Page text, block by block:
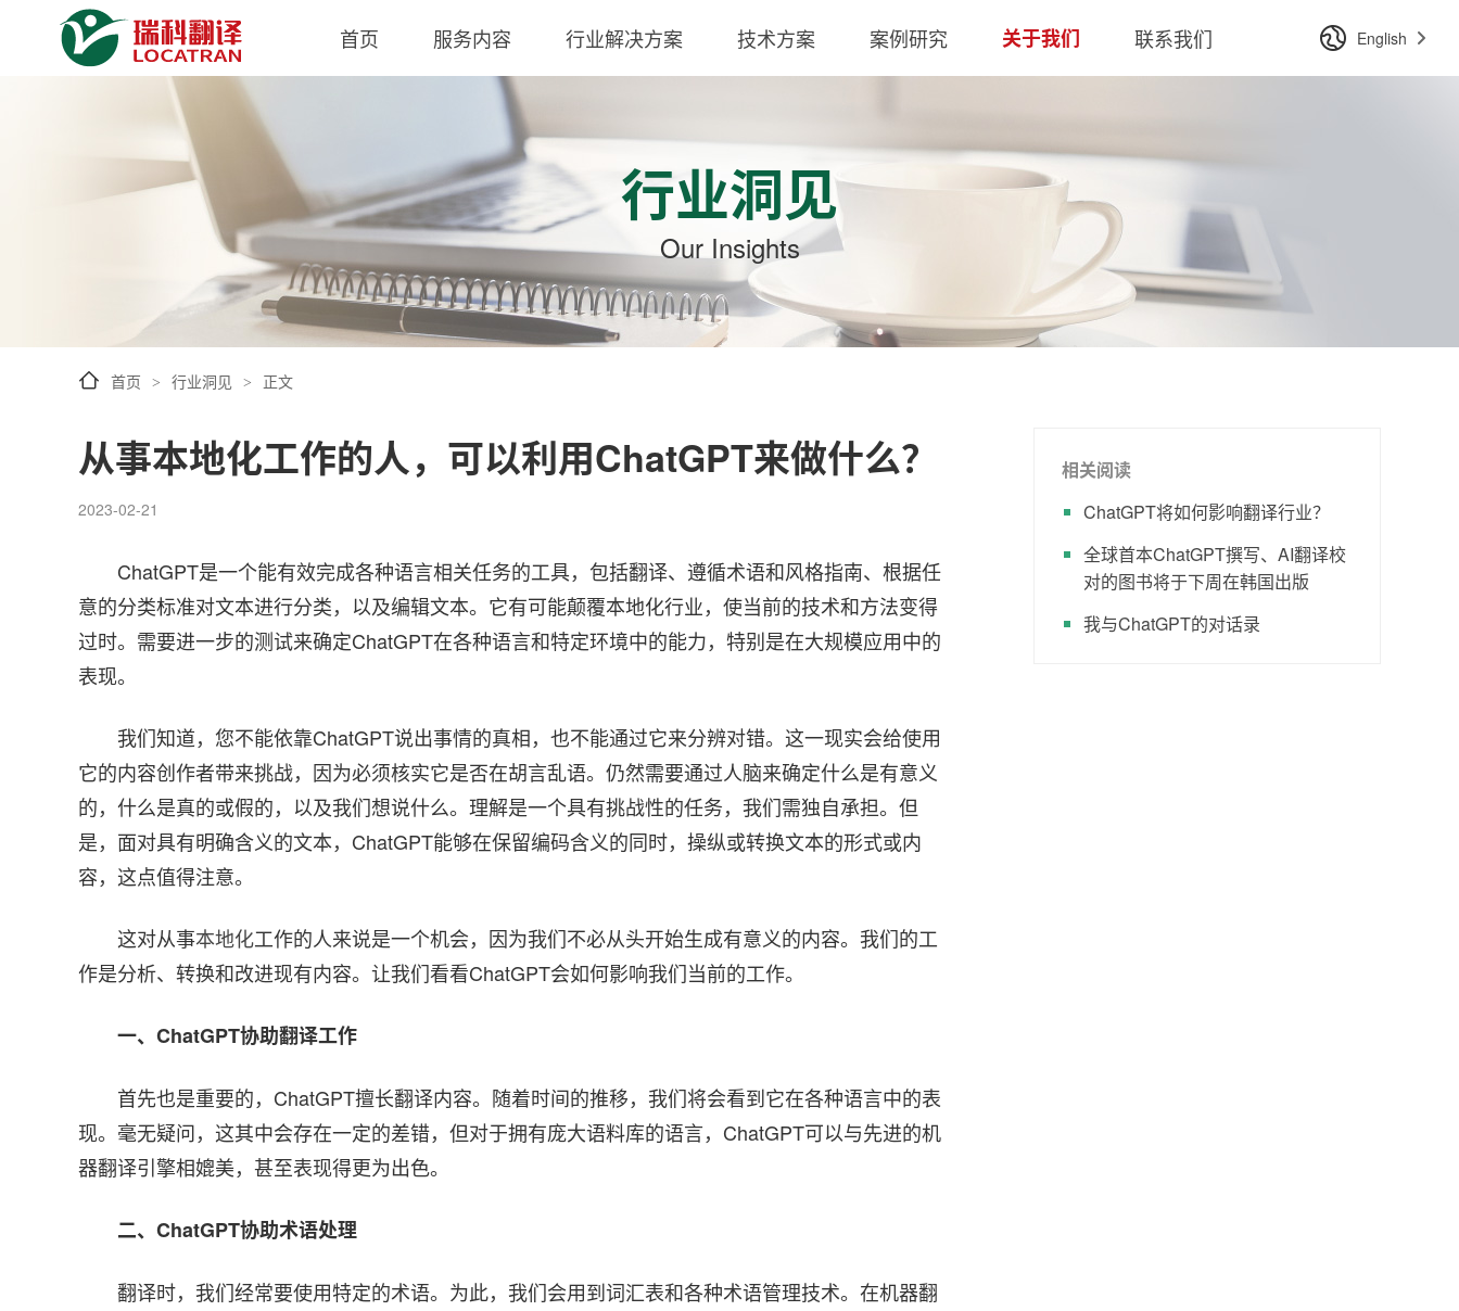
English
首页 服务内容 行业解决方案 技术方案 案例研究 关于我们 联系我们
行业洞见
Our Insights
首页 > 行业洞见 > 正文
从事本地化工作的人，可以利用ChatGPT来做什么？
2023-02-21
ChatGPT是一个能有效完成各种语言相关任务的工具，包括翻译、遵循术语和风格指南、根据任
意的分类标准对文本进行分类，以及编辑文本。它有可能颠覆本地化行业，使当前的技术和方法变得
过时。需要进一步的测试来确定ChatGPT在各种语言和特定环境中的能力，特别是在大规模应用中的
表现。
我们知道，您不能依靠ChatGPT说出事情的真相，也不能通过它来分辨对错。这一现实会给使用
它的内容创作者带来挑战，因为必须核实它是否在胡言乱语。仍然需要通过人脑来确定什么是有意义
的，什么是真的或假的，以及我们想说什么。理解是一个具有挑战性的任务，我们需独自承担。但
是，面对具有明确含义的文本，ChatGPT能够在保留编码含义的同时，操纵或转换文本的形式或内
容，这点值得注意。
这对从事本地化工作的人来说是一个机会，因为我们不必从头开始生成有意义的内容。我们的工
作是分析、转换和改进现有内容。让我们看看ChatGPT会如何影响我们当前的工作。
一、ChatGPT协助翻译工作
首先也是重要的，ChatGPT擅长翻译内容。随着时间的推移，我们将会看到它在各种语言中的表
现。毫无疑问，这其中会存在一定的差错，但对于拥有庞大语料库的语言，ChatGPT可以与先进的机
器翻译引擎相媲美，甚至表现得更为出色。
二、ChatGPT协助术语处理
翻译时，我们经常要使用特定的术语。为此，我们会用到词汇表和各种术语管理技术。在机器翻
相关阅读
ChatGPT将如何影响翻译行业？
全球首本ChatGPT撰写、AI翻译校
对的图书将于下周在韩国出版
我与ChatGPT的对话录